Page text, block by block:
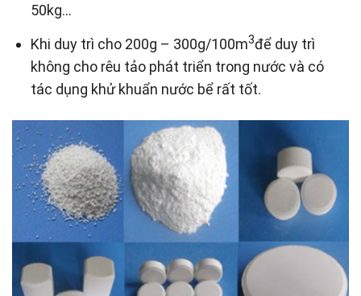
50kg…
Khi duy trì cho 200g – 300g/100m3để duy trì
không cho rêu tảo phát triển trong nước và có
tác dụng khử khuẩn nước bể rất tốt.